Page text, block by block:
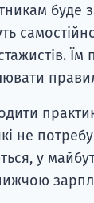
не
у